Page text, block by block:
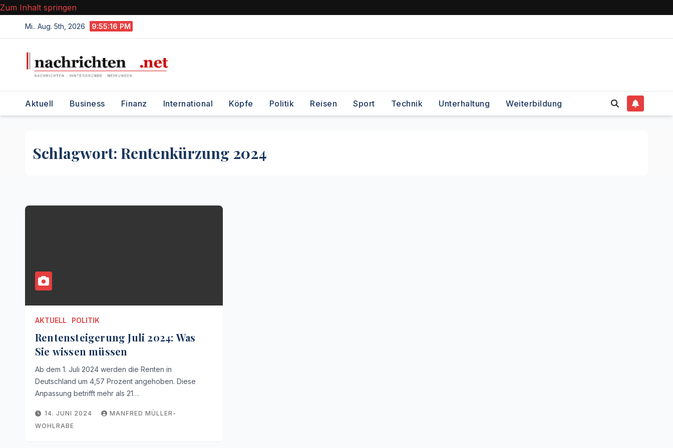
Zum Inhalt springen
Mi.. Aug. 5th, 2026 9:55:17 PM
Aktuell Business Finanz International Köpfe Politik Reisen Sport Technik Unterhaltung Weiterbildung
Schlagwort: Rentenkürzung 2024
AKTUELL POLITIK
Rentensteigerung Juli 2024: Was
Sie wissen müssen
Ab dem 1. Juli 2024 werden die Renten in
Deutschland um 4,57 Prozent angehoben. Diese
Anpassung betrifft mehr als 21…
14. JUNI 2024
MANFRED MÜLLER-
WOHLRABE